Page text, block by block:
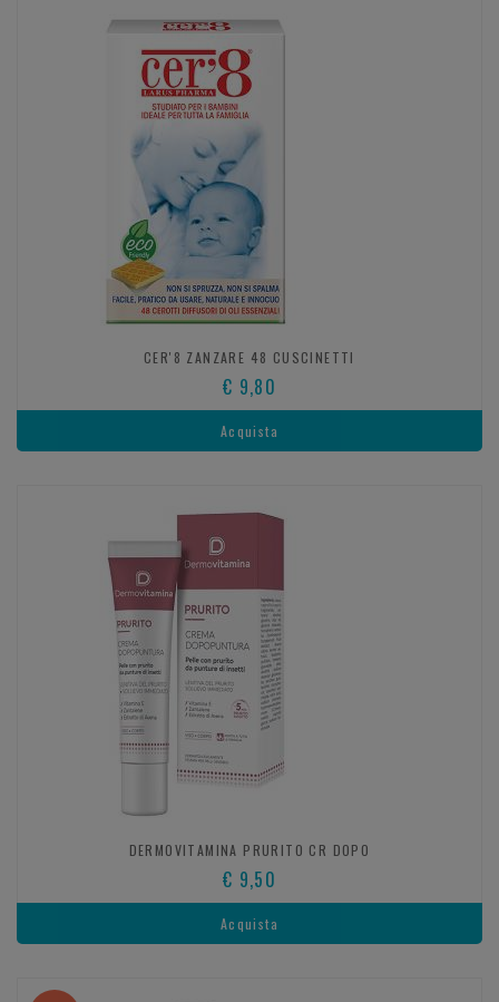
CER'8 ZANZARE 48 CUSCINETTI
€ 9,80
Acquista
DERMOVITAMINA PRURITO CR DOPO
€ 9,50
Acquista